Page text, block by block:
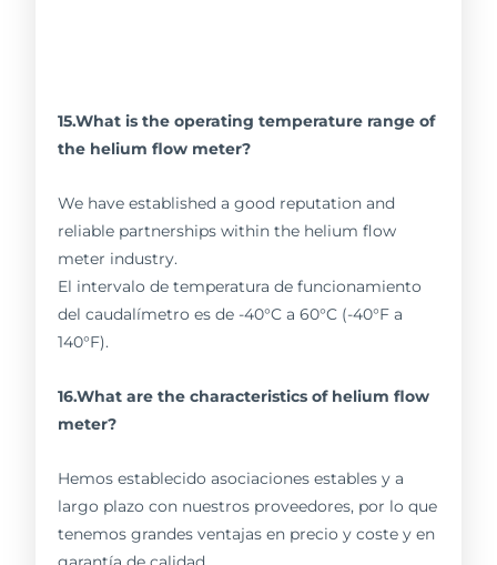
15.What is the operating temperature range of
the helium flow meter?
We have established a good reputation and
reliable partnerships within the helium flow
meter industry.
El intervalo de temperatura de funcionamiento
del caudalímetro es de -40°C a 60°C (-40°F a
140°F).
16.What are the characteristics of helium flow
meter?
Hemos establecido asociaciones estables y a
largo plazo con nuestros proveedores, por lo que
tenemos grandes ventajas en precio y coste y en